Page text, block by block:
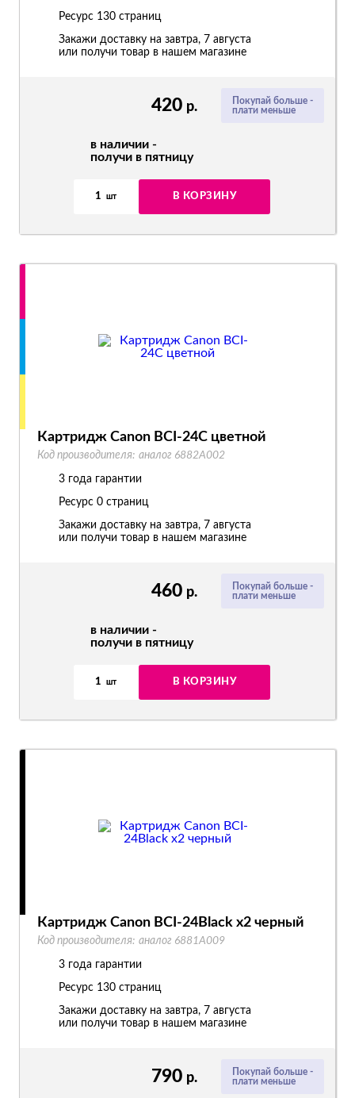
Покупай больше -
плати меньше
420 р.
в наличии -
получи в пятницу
1 шт В КОРЗИНУ
Ресурс 130 страниц
Закажи доставку на завтра, 7 августа
или получи товар в нашем магазине
Покупай больше -
плати меньше
460 р.
в наличии -
получи в пятницу
1 шт В КОРЗИНУ
Картридж Canon BCI-24C цветной
Код производителя: аналог 6882A002
3 года гарантии
Ресурс 0 страниц
Закажи доставку на завтра, 7 августа
или получи товар в нашем магазине
Покупай больше -
плати меньше
790 р.
Картридж Canon BCI-24Black x2 черный
Код производителя: аналог 6881A009
3 года гарантии
Ресурс 130 страниц
Закажи доставку на завтра, 7 августа
или получи товар в нашем магазине